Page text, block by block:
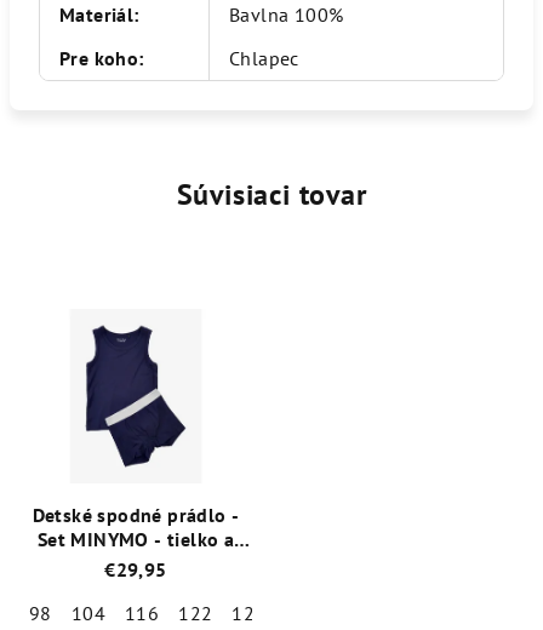
Materiál:
Bavlna 100%
Pre koho: Chlapec
Súvisiaci tovar
Detské spodné prádlo -
Set MINYMO - tielko a
boxerky
€29,95
98
104 116 122 128